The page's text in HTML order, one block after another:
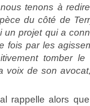
tenons à
du côté de
un projet qui a
fois par les
tomber
voix de son
rappelle alors